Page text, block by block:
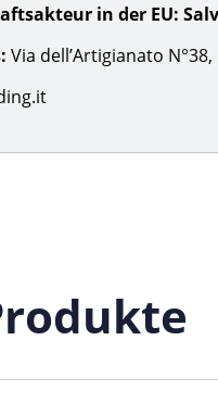
in der EU:
Via dell’Artigianato